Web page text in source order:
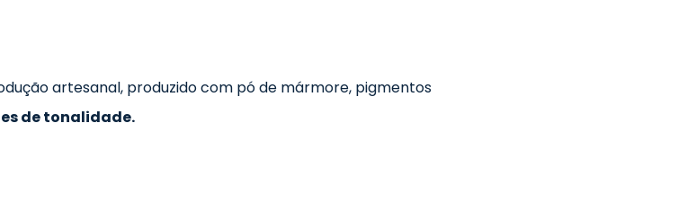
artesanal, produzido com pó de mármore, pigmentos
de tonalidade.